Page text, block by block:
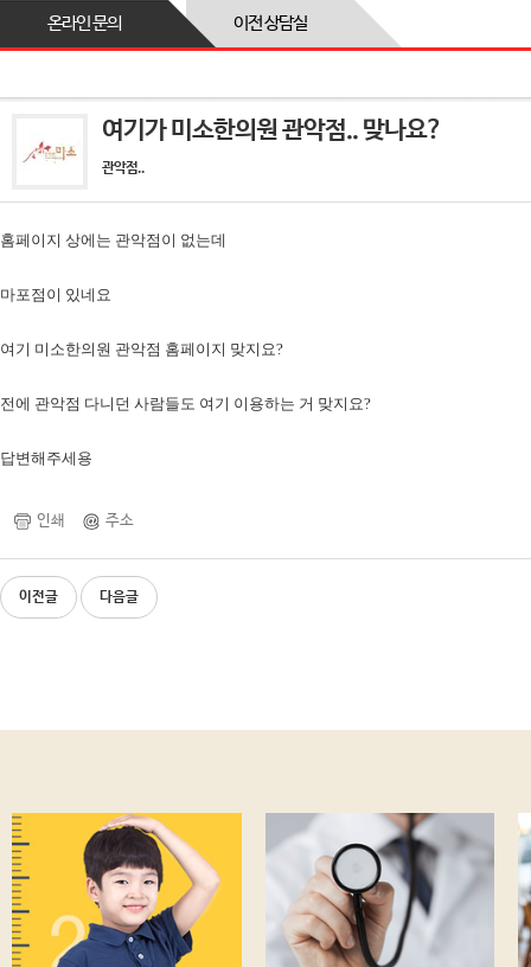
온라인 문의 이전 상담실
여기가 미소한의원 관악점.. 맞나요?
관악점..
홈페이지 상에는 관악점이 없는데
마포점이 있네요
여기 미소한의원 관악점 홈페이지 맞지요?
전에 관악점 다니던 사람들도 여기 이용하는 거 맞지요?
답변해주세용
인쇄 주소
이전글 다음글